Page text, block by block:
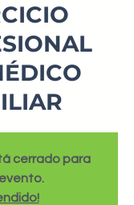
cerrado para